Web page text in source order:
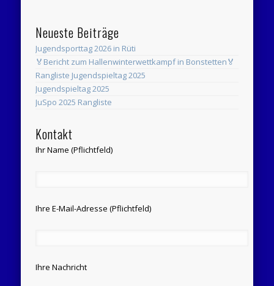
Neueste Beiträge
Jugendsporttag 2026 in Rüti
🏅Bericht zum Hallenwinterwettkampf in Bonstetten🏅
Rangliste Jugendspieltag 2025
Jugendspieltag 2025
JuSpo 2025 Rangliste
Kontakt
Ihr Name (Pflichtfeld)
Ihre E-Mail-Adresse (Pflichtfeld)
Ihre Nachricht